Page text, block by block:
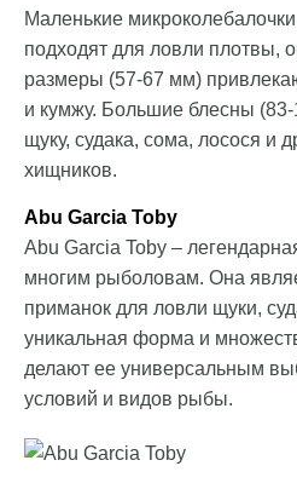
Маленькие
подходят для ловли плотвы,
размеры (57-67 мм)
и кумжу. Большие блесны
щуку, судака, сома, лосося и
хищников.
Abu Garcia Toby
Abu Garcia Toby –
многим рыболовам. Она
приманок для ловли щуки,
уникальная форма и
делают ее универсальным
условий и видов рыбы.